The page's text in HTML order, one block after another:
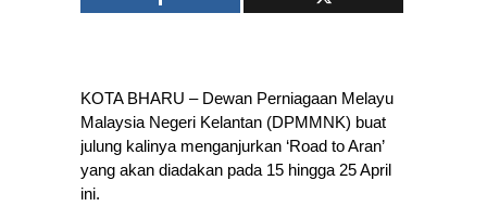
KOTA BHARU – Dewan Perniagaan Melayu
Malaysia Negeri Kelantan (DPMMNK) buat
julung kalinya menganjurkan ‘Road to Aran’
yang akan diadakan pada 15 hingga 25 April
ini.